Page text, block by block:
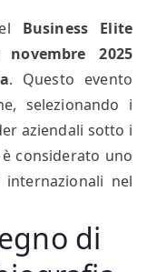
Business Elite
novembre 2025
. Questo evento
selezionando i
aziendali sotto i
considerato uno
nel
di